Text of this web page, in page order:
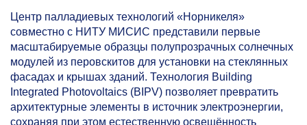
Центр палладиевых технологий «Норникеля»
совместно с НИТУ МИСИС представили первые
масштабируемые образцы полупрозрачных солнечных
модулей из перовскитов для установки на стеклянных
фасадах и крышах зданий. Технология Building
Integrated Photovoltaics (BIPV) позволяет превратить
архитектурные элементы в источник электроэнергии,
сохраняя при этом естественную освещённость